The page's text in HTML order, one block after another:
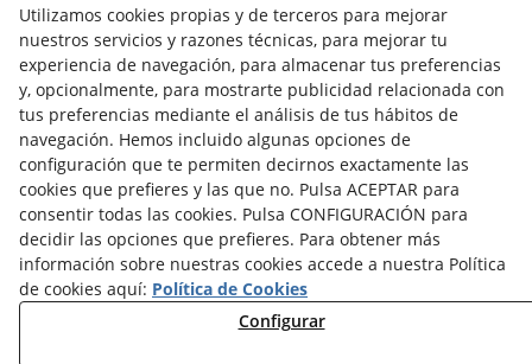
Info venta online
Utilizamos cookies propias y de terceros para mejorar
nuestros servicios y razones técnicas, para mejorar tu
experiencia de navegación, para almacenar tus preferencias
y, opcionalmente, para mostrarte publicidad relacionada con
tus preferencias mediante el análisis de tus hábitos de
navegación. Hemos incluido algunas opciones de
configuración que te permiten decirnos exactamente las
cookies que prefieres y las que no. Pulsa ACEPTAR para
consentir todas las cookies. Pulsa CONFIGURACIÓN para
decidir las opciones que prefieres. Para obtener más
información sobre nuestras cookies accede a nuestra Política
de cookies aquí: Política de Cookies
Configurar